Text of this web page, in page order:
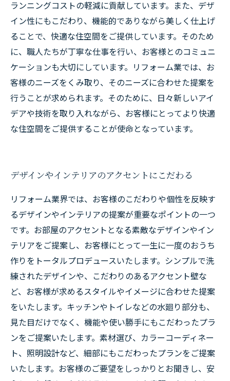
ランニングコストの軽減に貢献しています。また、デザ
イン性にもこだわり、機能的でありながら美しく仕上げ
ることで、快適な住空間をご提供しています。そのため
に、職人たちが丁寧な仕事を行い、お客様とのコミュニ
ケーションも大切にしています。リフォーム業では、お
客様のニーズをくみ取り、そのニーズに合わせた提案を
行うことが求められます。そのために、日々新しいアイ
デアや技術を取り入れながら、お客様にとってより快適
な住空間をご提供することが使命となっています。
デザインやインテリアのアクセントにこだわる
リフォーム業界では、お客様のこだわりや個性を反映す
るデザインやインテリアの提案が重要なポイントの一つ
です。お部屋のアクセントとなる素敵なデザインやイン
テリアをご提案し、お客様にとって一生に一度のおうち
作りをトータルプロデュースいたします。シンプルで洗
練されたデザインや、こだわりのあるアクセント壁な
ど、お客様が求めるスタイルやイメージに合わせた提案
をいたします。キッチンやトイレなどの水廻り部分も、
見た目だけでなく、機能や使い勝手にもこだわったプラ
ンをご提案いたします。素材選び、カラーコーディネー
ト、照明設計など、細部にもこだわったプランをご提案
いたします。お客様のご要望をしっかりとお聞きし、安